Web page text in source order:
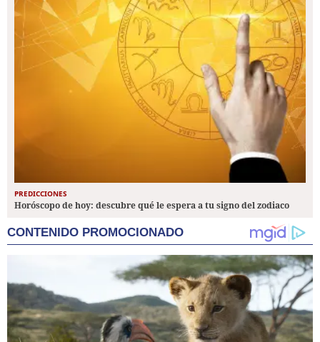
PREDICCIONES
Horóscopo de hoy: descubre qué le espera a tu signo del zodiaco
CONTENIDO PROMOCIONADO